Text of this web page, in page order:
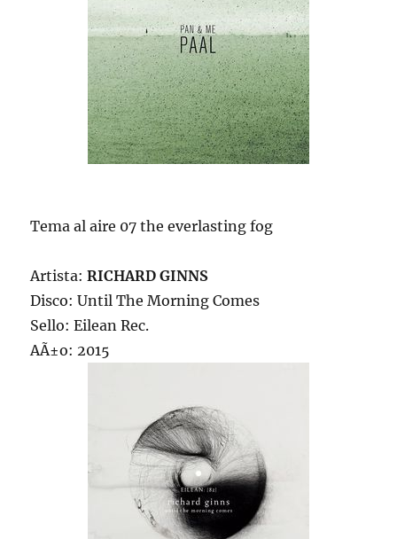
Tema al aire 07 the everlasting fog
Artista:RICHARD GINNS
Disco: Until The Morning Comes
Sello: Eilean Rec.
AÃ±o: 2015